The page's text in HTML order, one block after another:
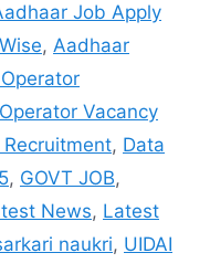
Job Apply
, Aadhaar
Vacancy
, Data
, GOVT JOB,
News, Latest
naukri, UIDAI